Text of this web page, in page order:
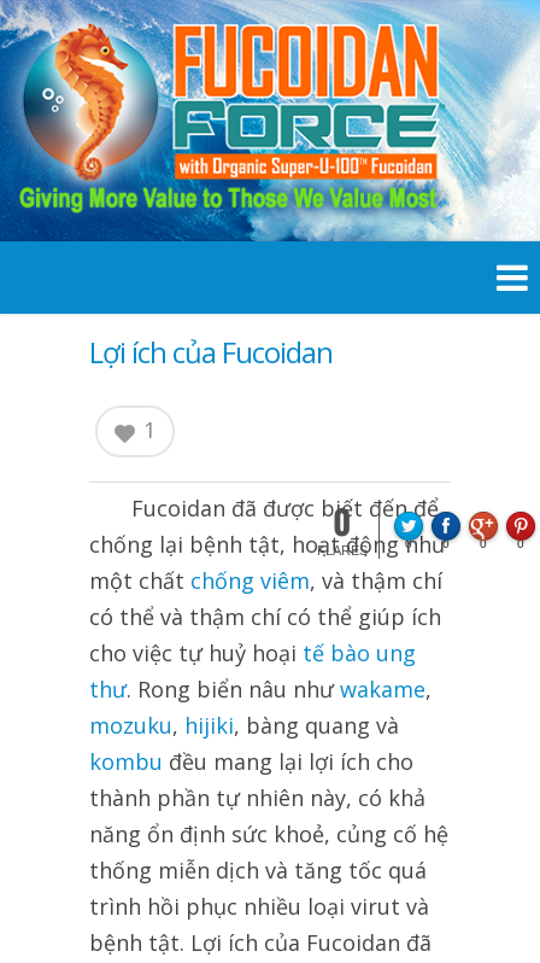
Lợi ích của Fucoidan
1
0
FLARES 0 0 0 0
Fucoidan đã được biết đến để
chống lại bệnh tật, hoạt động như
một chất chống viêm, và thậm chí
có thể và thậm chí có thể giúp ích
cho việc tự huỷ hoại tế bào ung
thư. Rong biển nâu nhưwakame,
mozuku, hijiki, bàng quang và
kombu đều mang lại lợi ích cho
thành phần tự nhiên này, có khả
năng ổn định sức khoẻ, củng cố hệ
thống miễn dịch và tăng tốc quá
trình hồi phục nhiều loại virut và
bệnh tật. Lợi ích của Fucoidan đã